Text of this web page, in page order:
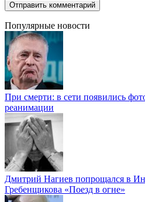
Популярные новости
При смерти: в сети появились
реанимации
Дмитрий Нагиев попрощался в
Гребенщикова «Поезд в огне»